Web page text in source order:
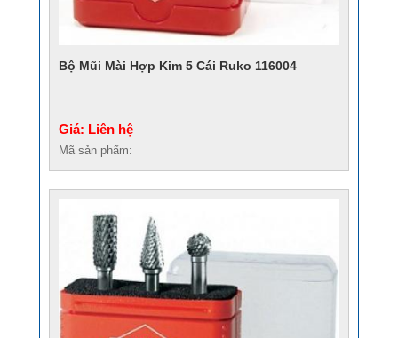
Bộ Mũi Mài Hợp Kim 5 Cái Ruko 116004
Giá: Liên hệ
Mã sản phẩm: